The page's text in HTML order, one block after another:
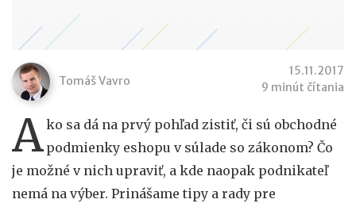
Tomáš Vavro
15.11.2017
9 minút čítania
Ako sa dá na prvý pohľad zistiť, či sú obchodné
podmienky eshopu v súlade so zákonom? Čo
je možné v nich upraviť, a kde naopak podnikateľ
nemá na výber. Prinášame tipy a rady pre